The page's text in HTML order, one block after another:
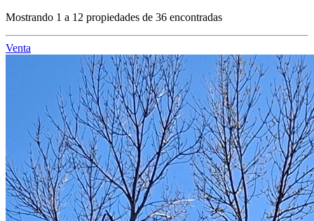
Mostrando 1 a 12 propiedades de 36 encontradas
Venta